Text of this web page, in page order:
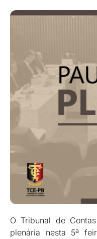
O Tribunal de
plenária nesta 5ª